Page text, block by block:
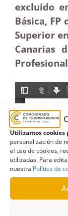
Utilizamos cookies
personalización de
el uso de cookies,
utilizadas. Para
nuestra Política de
excluido
Básica, FP
Superior
Canarias